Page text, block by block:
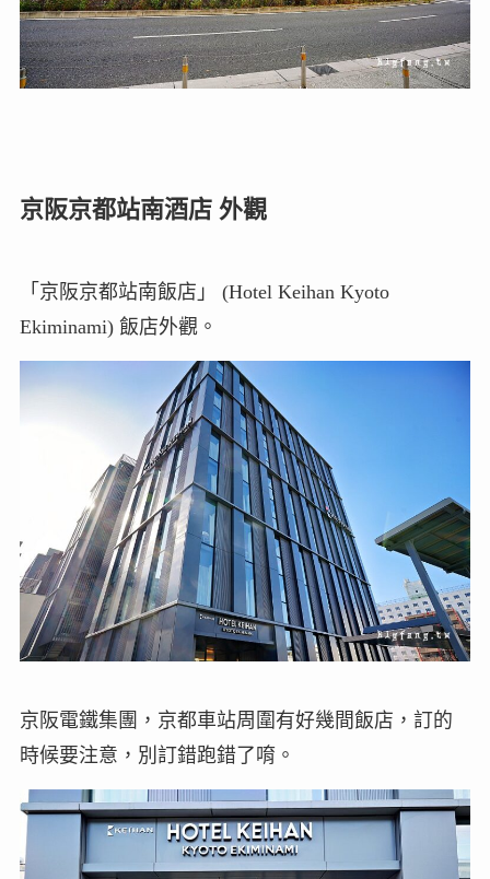
京阪京都站南酒店 外觀
「京阪京都站南飯店」 (Hotel Keihan Kyoto
Ekiminami) 飯店外觀。
京阪電鐵集團，京都車站周圍有好幾間飯店，訂的
時候要注意，別訂錯跑錯了唷。